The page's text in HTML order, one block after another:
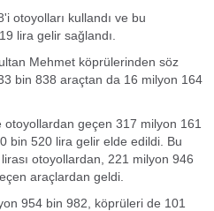
otoyolları kullandı ve bu
lira gelir sağlandı.
Mehmet köprülerinden söz
bin 838 araçtan da 16 milyon 164
otoyollardan geçen 317 milyon 161
bin 520 lira gelir elde edildi. Bu
otoyollardan, 221 milyon 946
araçlardan geldi.
954 bin 982, köprüleri de 101